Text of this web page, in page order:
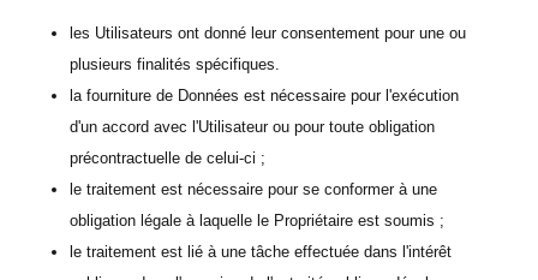
les Utilisateurs ont donné leur consentement pour une ou
plusieurs finalités spécifiques.
la fourniture de Données est nécessaire pour l'exécution
d'un accord avec l'Utilisateur ou pour toute obligation
précontractuelle de celui-ci ;
le traitement est nécessaire pour se conformer à une
obligation légale à laquelle le Propriétaire est soumis ;
le traitement est lié à une tâche effectuée dans l'intérêt